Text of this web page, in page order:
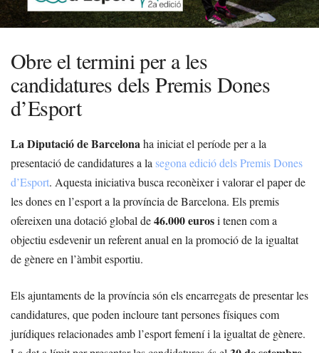
Obre el termini per a les
candidatures dels Premis Dones
d’Esport
La Diputació de Barcelonaha iniciat el període per a la
presentació de candidatures a la segona edició dels Premis Dones
d’Esport. Aquesta iniciativa busca reconèixer i valorar el paper de
les dones en l’esport a la província de Barcelona. Els premis
ofereixen una dotació global de46.000 eurosi tenen com a
objectiu esdevenir un referent anual en la promoció de la igualtat
de gènere en l’àmbit esportiu.
Els ajuntaments de la província són els encarregats de presentar les
candidatures, que poden incloure tant persones físiques com
jurídiques relacionades amb l’esport femení i la igualtat de gènere.